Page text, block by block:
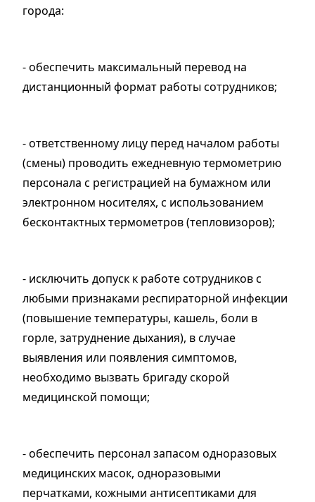
города:
- обеспечить максимальный перевод на
дистанционный формат работы сотрудников;
- ответственному лицу перед началом работы
(смены) проводить ежедневную термометрию
персонала с регистрацией на бумажном или
электронном носителях, с использованием
бесконтактных термометров (тепловизоров);
- исключить допуск к работе сотрудников с
любыми признаками респираторной инфекции
(повышение температуры, кашель, боли в
горле, затруднение дыхания), в случае
выявления или появления симптомов,
необходимо вызвать бригаду скорой
медицинской помощи;
- обеспечить персонал запасом одноразовых
медицинских масок, одноразовыми
перчатками, кожными антисептиками для